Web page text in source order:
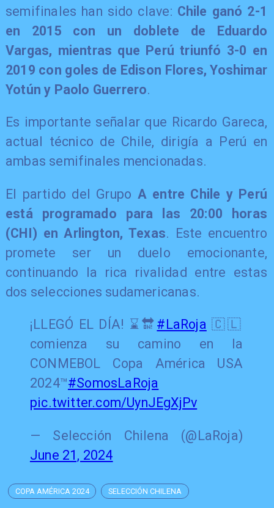
semifinales han sido clave: Chile ganó 2-1
en 2015 con un doblete de Eduardo
Vargas, mientras que Perú triunfó 3-0 en
2019 con goles de Edison Flores, Yoshimar
Yotún y Paolo Guerrero.
Es importante señalar que Ricardo Gareca,
actual técnico de Chile, dirigía a Perú en
ambas semifinales mencionadas.
El partido del Grupo A entre Chile y Perú
está programado para las 20:00 horas
(CHI) en Arlington, Texas. Este encuentro
promete ser un duelo emocionante,
continuando la rica rivalidad entre estas
dos selecciones sudamericanas.
¡LLEGÓ EL DÍA! ⌛️🔛 #LaRoja 🇨🇱
comienza su camino en la
CONMEBOL Copa América USA
2024™️#SomosLaRoja
pic.twitter.com/UynJEgXjPv
— Selección Chilena (@LaRoja)
June 21, 2024
COPA AMÉRICA 2024 SELECCIÓN CHILENA